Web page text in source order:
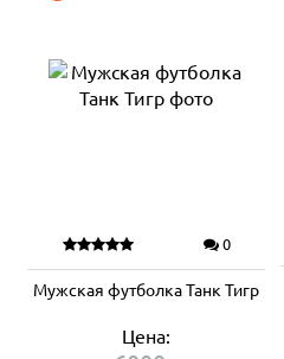
0
Мужская футболка Танк Тигр
Цена: